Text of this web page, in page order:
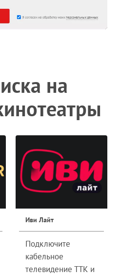
на
Иви Лайт
Подключите
кабельное
телевидение ТТК и